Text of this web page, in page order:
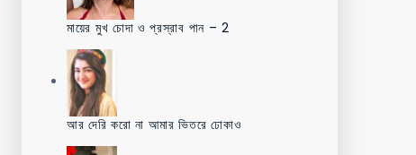
মায়ের মুখ চোদা ও প্রস্রাব পান – 2
আর দেরি করো না আমার ভিতরে ঢোকাও